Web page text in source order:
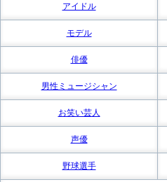
アイドル
モデル
俳優
男性ミュージシャン
お笑い芸人
声優
野球選手